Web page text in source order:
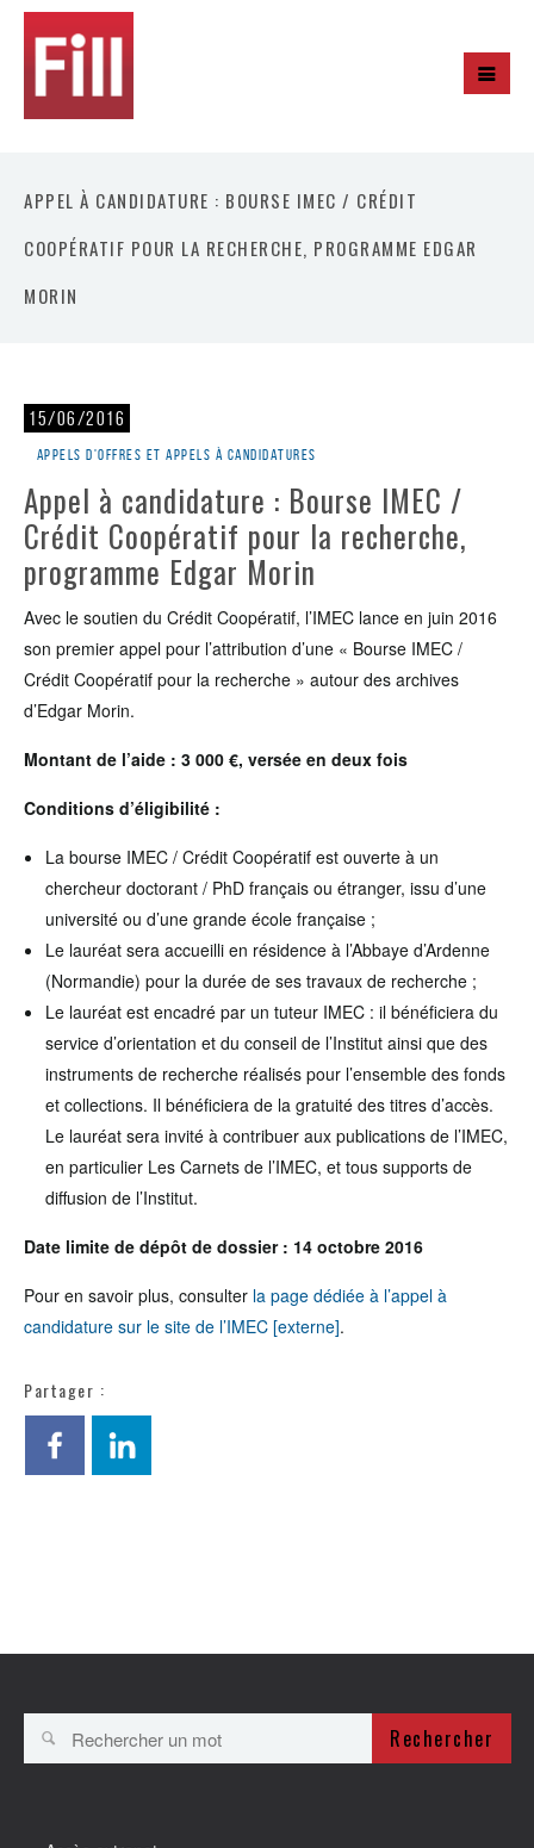
APPEL À CANDIDATURE : BOURSE IMEC / CRÉDIT
COOPÉRATIF POUR LA RECHERCHE, PROGRAMME EDGAR
MORIN
15/06/2016
Appels d'offres et appels à candidatures
Appel à candidature : Bourse IMEC /
Crédit Coopératif pour la recherche,
programme Edgar Morin
Avec le soutien du Crédit Coopératif, l’IMEC lance en juin 2016
son premier appel pour l’attribution d’une « Bourse IMEC /
Crédit Coopératif pour la recherche » autour des archives
d’Edgar Morin.
Montant de l’aide : 3 000 €, versée en deux fois
Conditions d’éligibilité :
La bourse IMEC / Crédit Coopératif est ouverte à un
chercheur doctorant / PhD français ou étranger, issu d’une
université ou d’une grande école française ;
Le lauréat sera accueilli en résidence à l’Abbaye d’Ardenne
(Normandie) pour la durée de ses travaux de recherche ;
Le lauréat est encadré par un tuteur IMEC : il bénéficiera du
service d’orientation et du conseil de l’Institut ainsi que des
instruments de recherche réalisés pour l’ensemble des fonds
et collections. Il bénéficiera de la gratuité des titres d’accès.
Le lauréat sera invité à contribuer aux publications de l’IMEC,
en particulier Les Carnets de l’IMEC, et tous supports de
diffusion de l’Institut.
Date limite de dépôt de dossier : 14 octobre 2016
Pour en savoir plus, consulter la page dédiée à l’appel à
candidature sur le site de l’IMEC [externe].
Partager :
Rechercher